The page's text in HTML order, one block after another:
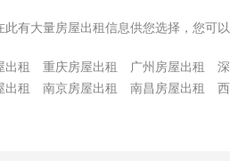
有大量房屋出租信息供您选择，您可
出租 重庆房屋出租 广州房屋出租
出租 南京房屋出租 南昌房屋出租